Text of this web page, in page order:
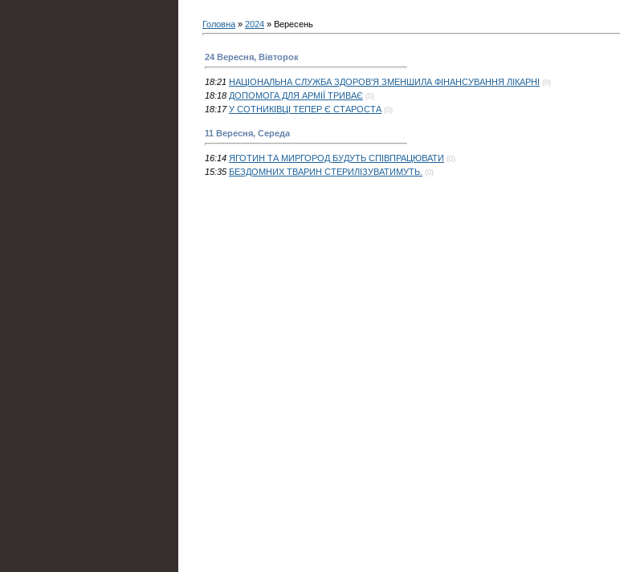
Головна » 2024 » Вересень
24 Вересня, Вівторок
18:21 НАЦІОНАЛЬНА СЛУЖБА ЗДОРОВ'Я ЗМЕНШИЛА ФІНАНСУВАННЯ ЛІКАРНІ (0)
18:18 ДОПОМОГА ДЛЯ АРМІЇ ТРИВАЄ (0)
18:17 У СОТНИКІВЦІ ТЕПЕР Є СТАРОСТА (0)
11 Вересня, Середа
16:14 ЯГОТИН ТА МИРГОРОД БУДУТЬ СПІВПРАЦЮВАТИ (0)
15:35 БЕЗДОМНИХ ТВАРИН СТЕРИЛІЗУВАТИМУТЬ. (0)